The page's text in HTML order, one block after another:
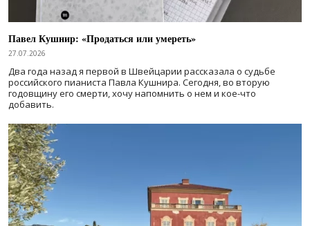
Павел Кушнир: «Продаться или умереть»
27.07.2026
Два года назад я первой в Швейцарии рассказала о судьбе
российского пианиста Павла Кушнира. Сегодня, во вторую
годовщину его смерти, хочу напомнить о нем и кое-что
добавить.